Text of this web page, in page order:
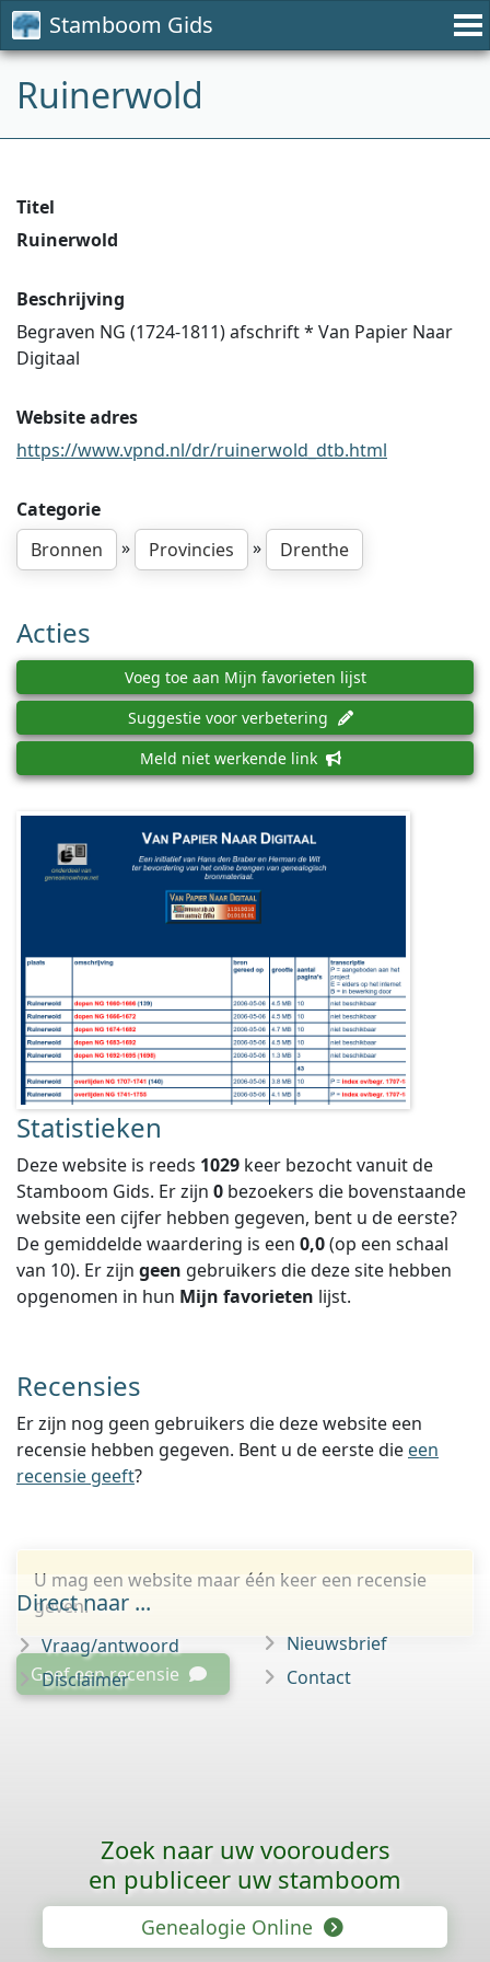
Stamboom Gids
Ruinerwold
Titel
Ruinerwold
Beschrijving
Begraven NG (1724-1811) afschrift * Van Papier Naar
Digitaal
Website adres
https://www.vpnd.nl/dr/ruinerwold_dtb.html
Categorie
Bronnen
» Provincies » Drenthe
Acties
Voeg toe aan Mijn favorieten lijst
Suggestie voor verbetering
Meld niet werkende link
Statistieken
Deze website is reeds 1029 keer bezocht vanuit de
Stamboom Gids. Er zijn 0 bezoekers die bovenstaande
website een cijfer hebben gegeven, bent u de eerste?
De gemiddelde waardering is een 0,0(op een schaal
van 10). Er zijn geen gebruikers die deze site hebben
opgenomen in hun Mijn favorieten lijst.
Recensies
Er zijn nog geen gebruikers die deze website een
recensie hebben gegeven. Bent u de eerste die een
recensie geeft?
U mag een website maar één keer een recensie
geven.
Geef een recensie
Direct naar ...
Vraag/antwoord
Disclaimer
Nieuwsbrief
Contact
Zoek naar uw voorouders
en publiceer uw stamboom
Genealogie Online